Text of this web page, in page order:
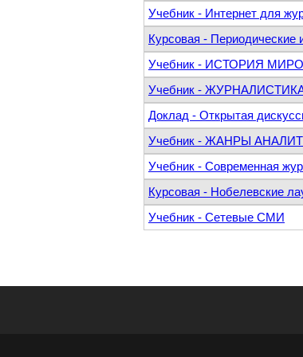
Учебник - Интернет для
Курсовая - Периодические
Учебник - ИСТОРИЯ
Учебник -
Доклад - Открытая
Учебник - ЖАНРЫ
Учебник - Современная
Курсовая - Нобелевские
Учебник - Сетевые СМИ